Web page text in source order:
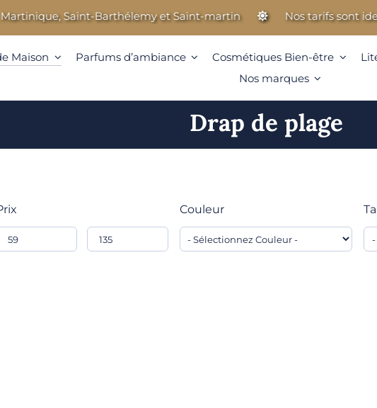
Saint-Barthélemy et Saint-martin Nos tarifs sont identiques
Maison Parfums d’ambiance Cosmétiques Bien-être
Nos marques
Drap de plage
Couleur